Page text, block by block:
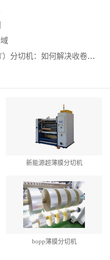
）分切机：如何解决收卷松
新能源超薄膜分切机
bopp薄膜分切机